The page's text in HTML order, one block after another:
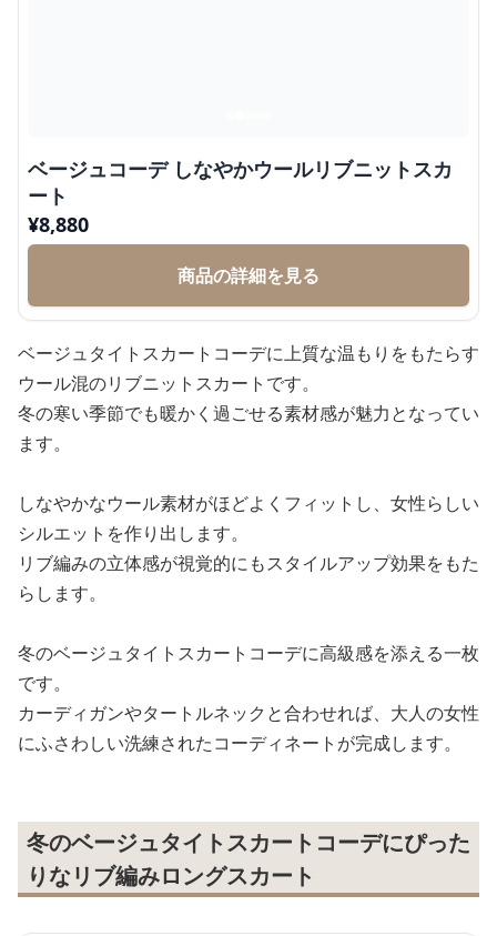
ベージュコーデ しなやかウールリブニットスカ
ート
¥8,880
商品の詳細を見る
ベージュタイトスカートコーデに上質な温もりをもたらす
ウール混のリブニットスカートです。
冬の寒い季節でも暖かく過ごせる素材感が魅力となってい
ます。
しなやかなウール素材がほどよくフィットし、女性らしい
シルエットを作り出します。
リブ編みの立体感が視覚的にもスタイルアップ効果をもた
らします。
冬のベージュタイトスカートコーデに高級感を添える一枚
です。
カーディガンやタートルネックと合わせれば、大人の女性
にふさわしい洗練されたコーディネートが完成します。
冬のベージュタイトスカートコーデにぴった
りなリブ編みロングスカート